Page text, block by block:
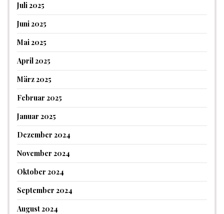
Juli 2025
Juni 2025
Mai 2025
April 2025
März 2025
Februar 2025
Januar 2025
Dezember 2024
November 2024
Oktober 2024
September 2024
August 2024